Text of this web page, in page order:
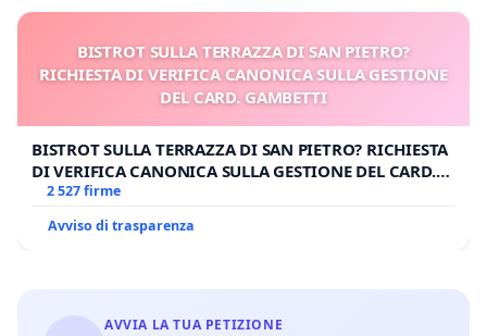
BISTROT SULLA TERRAZZA DI SAN PIETRO?
RICHIESTA DI VERIFICA CANONICA SULLA GESTIONE
DEL CARD. GAMBETTI
BISTROT SULLA TERRAZZA DI SAN PIETRO? RICHIESTA
DI VERIFICA CANONICA SULLA GESTIONE DEL CARD.
GAMBETTI
2 527 firme
Avviso di trasparenza
AVVIA LA TUA PETIZIONE